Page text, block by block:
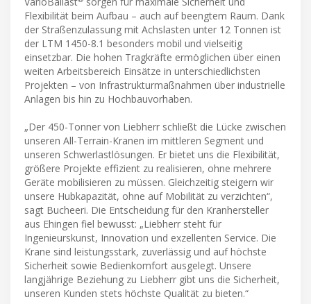
Flexibilität beim Aufbau – auch auf beengtem Raum. Dank
der Straßenzulassung mit Achslasten unter 12 Tonnen ist
der LTM 1450-8.1 besonders mobil und vielseitig
einsetzbar. Die hohen Tragkräfte ermöglichen über einen
weiten Arbeitsbereich Einsätze in unterschiedlichsten
Projekten – von Infrastrukturmaßnahmen über industrielle
Anlagen bis hin zu Hochbauvorhaben.
„Der 450-Tonner von Liebherr schließt die Lücke zwischen
unseren All-Terrain-Kranen im mittleren Segment und
unseren Schwerlastlösungen. Er bietet uns die Flexibilität,
größere Projekte effizient zu realisieren, ohne mehrere
Geräte mobilisieren zu müssen. Gleichzeitig steigern wir
unsere Hubkapazität, ohne auf Mobilität zu verzichten“,
sagt Bucheeri. Die Entscheidung für den Kranhersteller
aus Ehingen fiel bewusst: „Liebherr steht für
Ingenieurskunst, Innovation und exzellenten Service. Die
Krane sind leistungsstark, zuverlässig und auf höchste
Sicherheit sowie Bedienkomfort ausgelegt. Unsere
langjährige Beziehung zu Liebherr gibt uns die Sicherheit,
unseren Kunden stets höchste Qualität zu bieten.“